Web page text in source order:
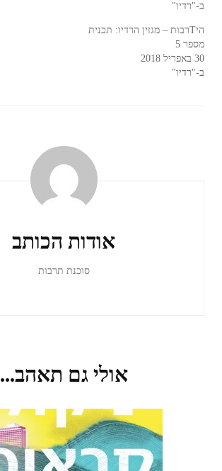
ב-"רדיו"
היTרבות – מגזין הרדיו: תכנית
מספר 5
30 באפריל 2018
ב-"רדיו"
אודות הכותב
סוכנת תרבות
אולי גם תאהב...